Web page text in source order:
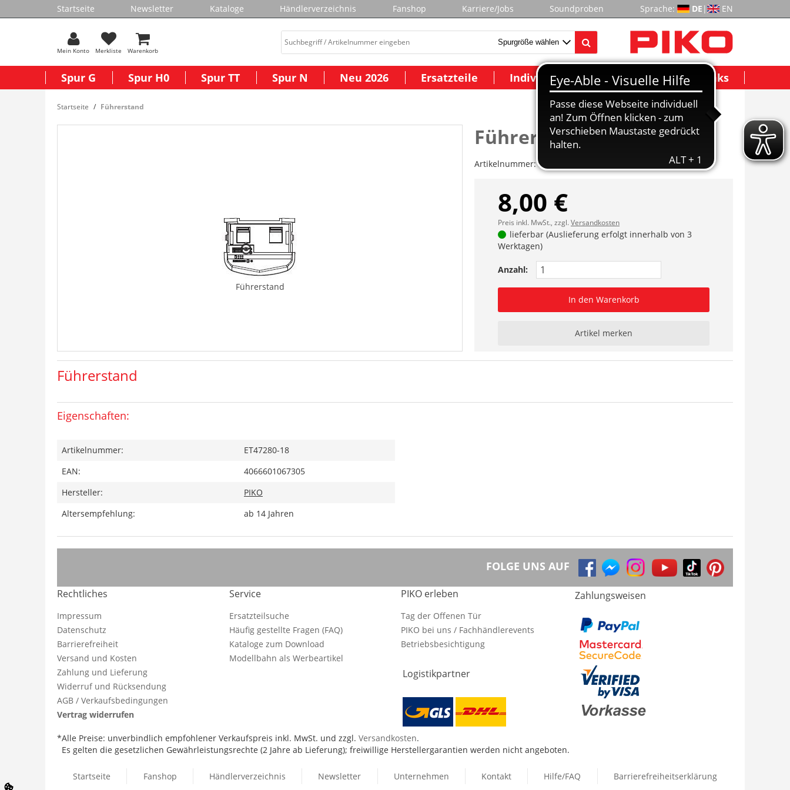
Startseite Newsletter Kataloge Händlerverzeichnis Fanshop Karriere/Jobs Soundproben Sprache: DE | EN
Mein Konto Merkliste Warenkorb
Spur G Spur H0 Spur TT Spur N Neu 2026 Ersatzteile Individuelle Modelle Wichtige Links
Startseite Führerstand
Führerstand
Führerstand
Artikelnummer:ET47280-18
8,00 €
Preis inkl. MwSt., zzgl.Versandkosten
lieferbar (Auslieferung erfolgt innerhalb von 3
Werktagen)
Anzahl:
In den Warenkorb
Artikel merken
Führerstand
Eigenschaften:
Artikelnummer:
ET47280-18
EAN:
4066601067305
Hersteller:
PIKO
Altersempfehlung:
ab 14 Jahren
FOLGE UNS AUF
Rechtliches
Impressum
Datenschutz
Barrierefreiheit
Versand und Kosten
Zahlung und Lieferung
Widerruf und Rücksendung
AGB / Verkaufsbedingungen
Vertrag widerrufen
Service
Ersatzteilsuche
Häufig gestellte Fragen (FAQ)
Kataloge zum Download
Modellbahn als Werbeartikel
PIKO erleben
Tag der Offenen Tür
PIKO bei uns / Fachhändlerevents
Betriebsbesichtigung
Logistikpartner
Zahlungsweisen
*Alle Preise: unverbindlich empfohlener Verkaufspreis inkl. MwSt. und zzgl. Versandkosten.
Es gelten die gesetzlichen Gewährleistungsrechte (2 Jahre ab Lieferung); freiwillige Herstellergarantien werden nicht angeboten.
Startseite Fanshop Händlerverzeichnis Newsletter Unternehmen Kontakt Hilfe/FAQ Barrierefreiheitserklärung